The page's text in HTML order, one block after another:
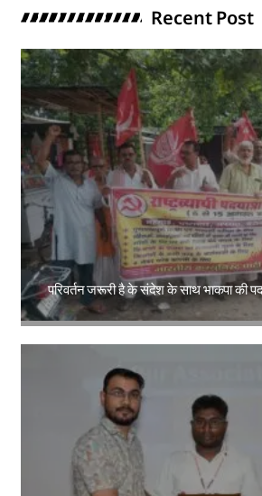
Recent Post
परिवर्तन जरूरी है के संदेश के साथ भाकपा की
Amit Lekh